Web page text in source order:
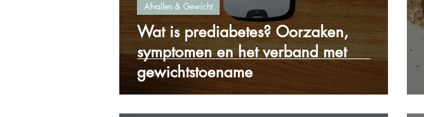
Wat is prediabetes? Oorzaken,
symptomen en het verband met
gewichtstoename
Afvallen & Gewicht